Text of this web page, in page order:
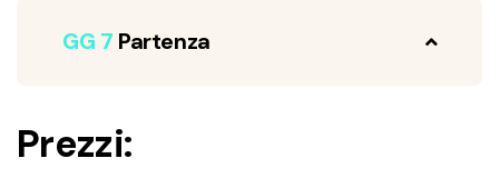
GG 7 Partenza
Prezzi: